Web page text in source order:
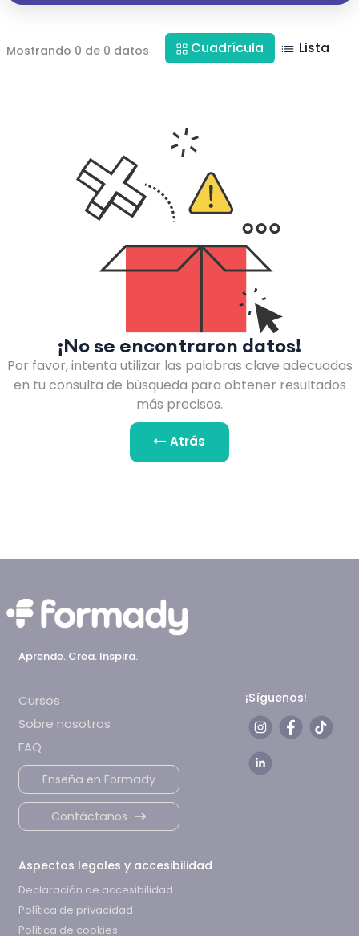
Mostrando 0 de 0 datos Cuadrícula Lista
¡No se encontraron datos!
Por favor, intenta utilizar las palabras clave adecuadas
en tu consulta de búsqueda para obtener resultados
más precisos.
Atrás
Aprende. Crea. Inspira.
Cursos
Sobre nosotros
FAQ
Enseña en Formady
Contáctanos
¡Síguenos!
Aspectos legales y accesibilidad
Declaración de accesibilidad
Política de privacidad
Política de cookies